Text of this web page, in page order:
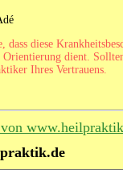
dass diese
dient.
Ihres Vertrauens.